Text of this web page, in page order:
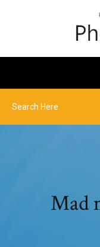
Mad